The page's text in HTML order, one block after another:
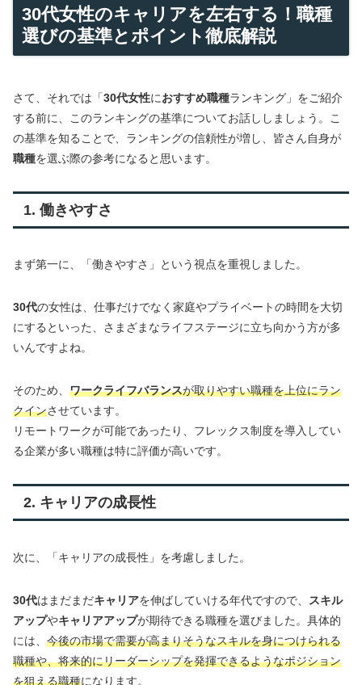
30代女性のキャリアを左右する！職種
選びの基準とポイント徹底解説
さて、それでは「30代女性におすすめ職種ランキング」をご紹介
する前に、このランキングの基準についてお話ししましょう。こ
の基準を知ることで、ランキングの信頼性が増し、皆さん自身が
職種を選ぶ際の参考になると思います。
1. 働きやすさ
まず第一に、「働きやすさ」という視点を重視しました。
30代の女性は、仕事だけでなく家庭やプライベートの時間を大切
にするといった、さまざまなライフステージに立ち向かう方が多
いんですよね。
そのため、 ワークライフバランスが取りやすい職種を上位にラン
クインさせています。
リモートワークが可能であったり、フレックス制度を導入してい
る企業が多い職種は特に評価が高いです。
2. キャリアの成長性
次に、「キャリアの成長性」を考慮しました。
30代はまだまだキャリアを伸ばしていける年代ですので、
スキル
アップやキャリアアップが期待できる職種を選びました。具体的
には、 今後の市場で需要が高まりそうなスキルを身につけられる
職種や、将来的にリーダーシップを発揮できるようなポジション
を狙える職種になります。